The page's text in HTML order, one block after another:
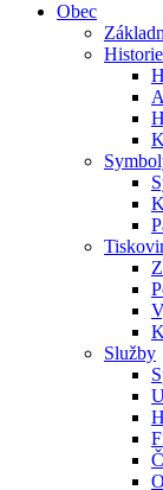
Obec
Historie
Služby